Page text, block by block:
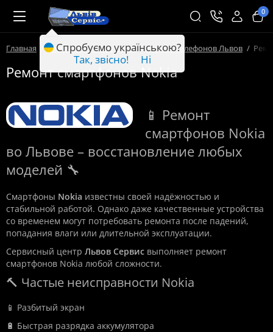
0
Главная Ремонт техники Львов Ремонт телефонов Львов
Ремонт смартфонов Nokia
📱 Ремонт
смартфонов Nokia
во Львове – восстановление любых
моделей 🔧
Смартфоны Nokia известны своей надёжностью и
стабильной работой. Однако даже качественные устройства
со временем могут потребовать ремонта после падений,
попадания влаги или длительной эксплуатации.
Сервисный центр Львов Сервис выполняет ремонт
смартфонов Nokia любой сложности.
🔨 Частые неисправности Nokia
📱 Разбитый экран
🔋 Быстрая разрядка аккумулятора
Спробуємо українською?
Так, звісно!
Ні